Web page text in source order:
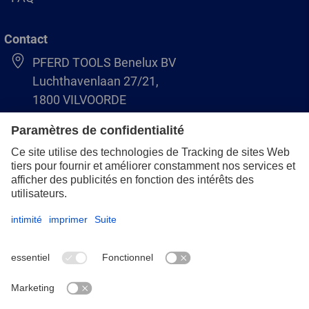
Contact
PFERD TOOLS Benelux BV
Luchthavenlaan 27/21,
1800 VILVOORDE
(BE) +32 (0)2 247 05 90
(NL) +31 (0)76 5937090
info-benelux@pferd.com
Protection des données
CGV